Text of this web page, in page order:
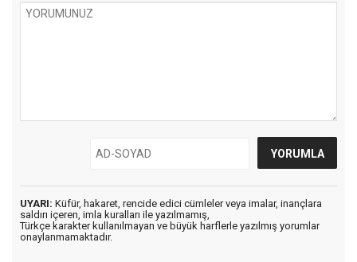
UYARI: Küfür, hakaret, rencide edici cümleler veya imalar, inançlara
saldırı içeren, imla kuralları ile yazılmamış,
Türkçe karakter kullanılmayan ve büyük harflerle yazılmış yorumlar
onaylanmamaktadır.